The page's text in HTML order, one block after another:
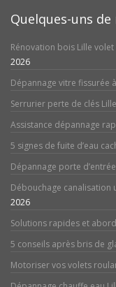
Quelques-uns
Rénovation bois Lille
2026
Dépannage vitre fissurée
Serrurier perte de clés
Assistance dépannage
5 signes de fuite d’eau
Dépannage porte
Débouchage canalisation
2026
Solutions rapides et
5 conseils après bris de
Motoriser vos volets